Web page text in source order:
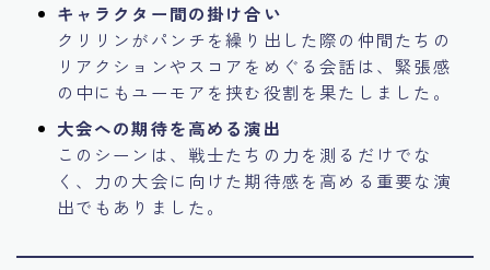
キャラクター間の掛け合い
クリリンがパンチを繰り出した際の仲間たちの
リアクションやスコアをめぐる会話は、緊張感
の中にもユーモアを挟む役割を果たしました。
大会への期待を高める演出
このシーンは、戦士たちの力を測るだけでな
く、力の大会に向けた期待感を高める重要な演
出でもありました。